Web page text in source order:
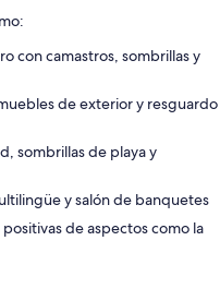
con camastros, sombrillas y
de exterior y resguardo
sombrillas de playa y
y salón de banquetes
de aspectos como la